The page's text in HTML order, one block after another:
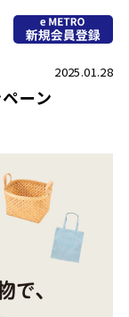
2025.01.28
ーン